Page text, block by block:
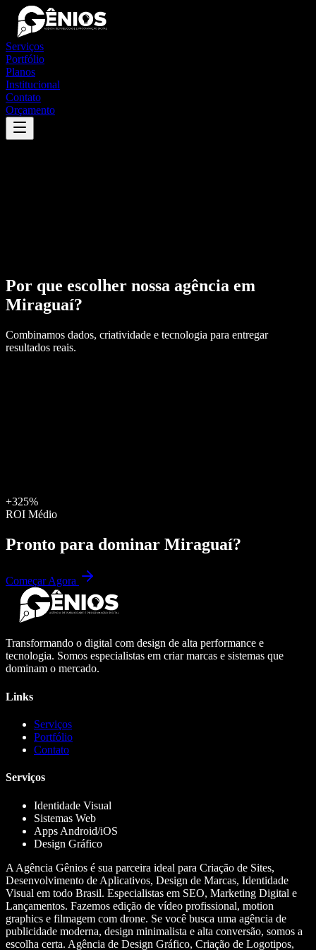
Serviços
Portfólio
Planos
Institucional
Contato
Orçamento
Por que escolher nossa agência em
Miraguaí?
Combinamos dados, criatividade e tecnologia para entregar
resultados reais.
+325%
ROI Médio
Pronto para dominar Miraguaí?
Começar Agora
Transformando o digital com design de alta performance e
tecnologia. Somos especialistas em criar marcas e sistemas que
dominam o mercado.
Links
Serviços
Portfólio
Contato
Serviços
Identidade Visual
Sistemas Web
Apps Android/iOS
Design Gráfico
A Agência Gênios é sua parceira ideal para Criação de Sites,
Desenvolvimento de Aplicativos, Design de Marcas, Identidade
Visual em todo Brasil. Especialistas em SEO, Marketing Digital e
Lançamentos. Fazemos edição de vídeo profissional, motion
graphics e filmagem com drone. Se você busca uma agência de
publicidade moderna, design minimalista e alta conversão, somos a
escolha certa. Agência de Design Gráfico, Criação de Logotipos,